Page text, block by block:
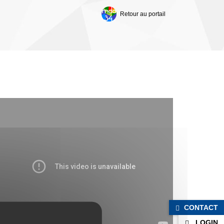
Retour au portail
CONTACT